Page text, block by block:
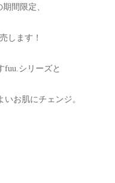
間限定、
します！
fuu.シリーズと
お肌にチェンジ。